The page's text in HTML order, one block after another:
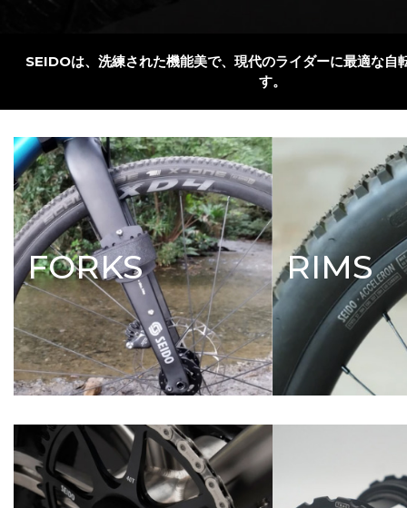
SEIDOは、洗練された機能美で、現代のライダーに最適な自
す。
FORKS RIMS